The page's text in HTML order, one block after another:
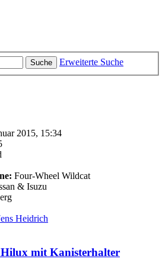
Suche
Erweiterte Suche
2015, 15:34
Four-Wheel Wildcat
& Isuzu
Heidrich
mit Kanisterhalter